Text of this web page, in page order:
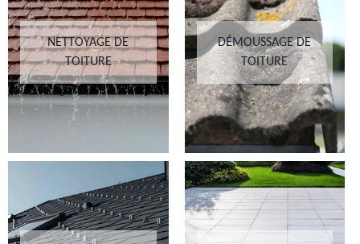
NETTOYAGE DE
TOITURE
DÉMOUSSAGE DE
TOITURE